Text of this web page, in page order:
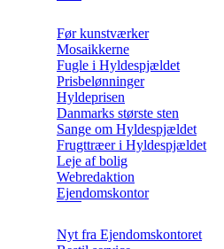
Før kunstværker
Mosaikkerne
Fugle i Hyldespjældet
Prisbelønninger
Hyldeprisen
Danmarks største sten
Sange om Hyldespjældet
Frugttræer i Hyldespjældet
Leje af bolig
Webredaktion
Ejendomskontor
Nyt fra Ejendomskontoret